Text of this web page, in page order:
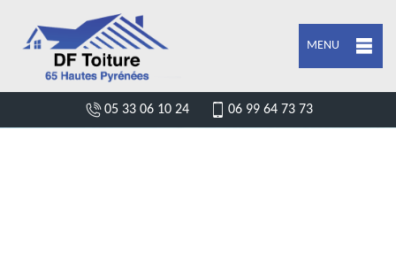
MENU
05 33 06 10 24 06 99 64 73 73